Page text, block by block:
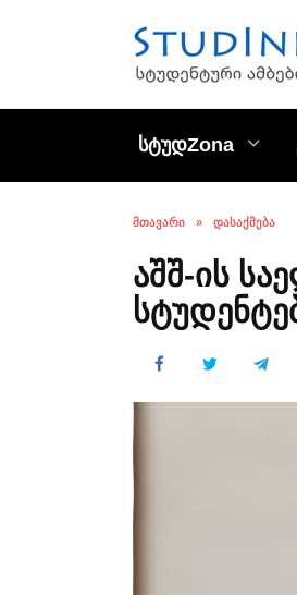
სტუდZona
ᲛᲗᲐᲕᲐᲠᲘ » ᲓᲐᲡᲐᲥᲛᲔᲑᲐ
აშშ-ის